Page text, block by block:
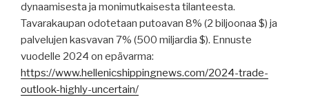
dynaamisesta ja monimutkaisesta tilanteesta.
Tavarakaupan odotetaan putoavan 8% (2 biljoonaa $) ja
palvelujen kasvavan 7% (500 miljardia $). Ennuste
vuodelle 2024 on epävarma:
https://www.hellenicshippingnews.com/2024-trade-
outlook-highly-uncertain/